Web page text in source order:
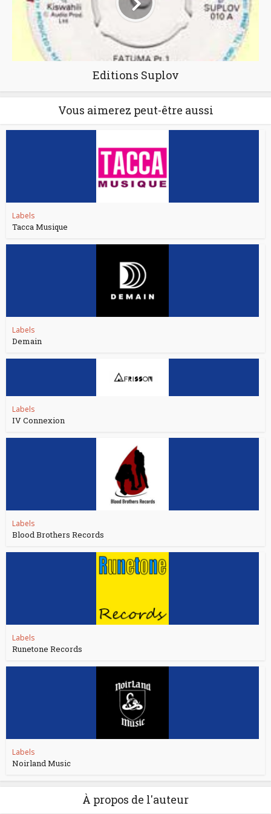
Editions Suplov
Vous aimerez peut-être aussi
Labels
Tacca Musique
Labels
Demain
Labels
IV Connexion
Labels
Blood Brothers Records
Labels
Runetone Records
Labels
Noirland Music
À propos de l'auteur